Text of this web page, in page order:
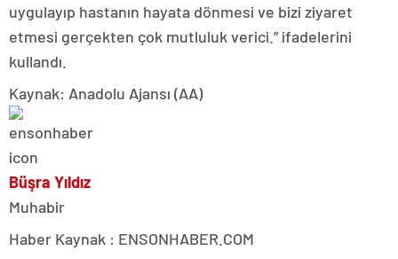
uygulayıp hastanın hayata dönmesi ve bizi ziyaret
etmesi gerçekten çok mutluluk verici.” ifadelerini
kullandı.
Kaynak: Anadolu Ajansı (AA)
Büşra Yıldız
Muhabir
Haber Kaynak : ENSONHABER.COM